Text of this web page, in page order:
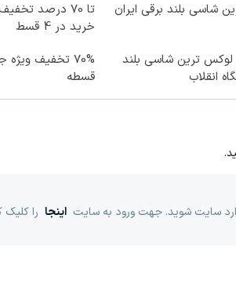
تا 70 درصد
خرید در 4 قسط
بازدید از IM LS7 لوکس ترین شاسی بلند
انقلاب
قسطه
سایت شوید. جهت ورود به سایت اینجا را کلیک